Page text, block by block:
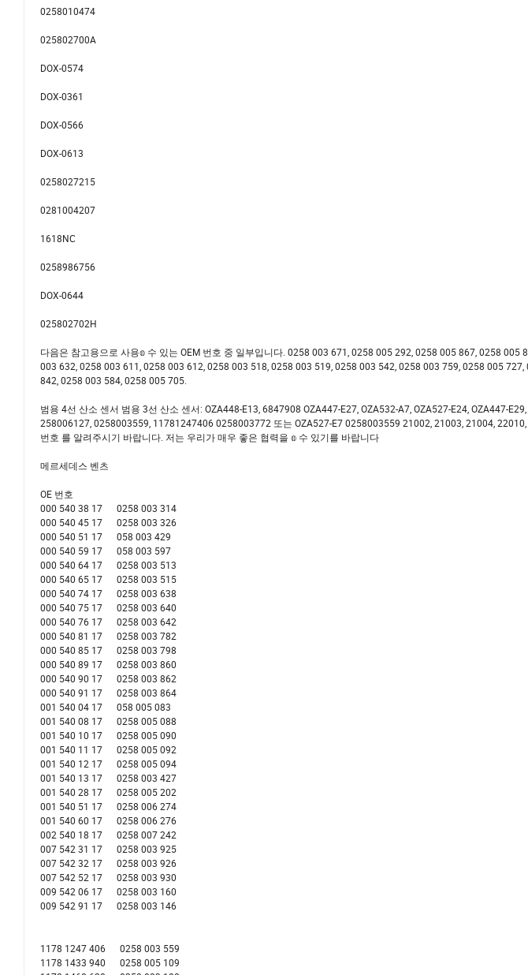
0258010474
025802700A
DOX-0574
DOX-0361
DOX-0566
DOX-0613
0258027215
0281004207
1618NC
0258986756
DOX-0644
025802702H
다음은 참고용으로 사용𝕠 수 있는 OEM 번호 중 일부입니다. 0258 003 671, 0258 005 292, 0258 005 867, 0258
003 632, 0258 003 611, 0258 003 612, 0258 003 518, 0258 003 519, 0258 003 542, 0258 003 759, 0258 005
842, 0258 003 584, 0258 005 705.
범용 4선 산소 센서 범용 3선 산소 센서: OZA448-E13, 6847908 OZA447-E27, OZA532-A7, OZA527-E24, OZA447-
258006127, 0258003559, 11781247406 0258003772 또는 OZA527-E7 0258003559 21002, 21003, 21004,
번호 를 알려주시기 바랍니다. 저는 우리가 매우 좋은 협력을 𝕠 수 있기를 바랍니다
메르세데스 벤츠
OE 번호
000 540 38 17 0258 003 314
000 540 45 17 0258 003 326
000 540 51 17 058 003 429
000 540 59 17 058 003 597
000 540 64 17 0258 003 513
000 540 65 17 0258 003 515
000 540 74 17 0258 003 638
000 540 75 17 0258 003 640
000 540 76 17 0258 003 642
000 540 81 17 0258 003 782
000 540 85 17 0258 003 798
000 540 89 17 0258 003 860
000 540 90 17 0258 003 862
000 540 91 17 0258 003 864
001 540 04 17 058 005 083
001 540 08 17 0258 005 088
001 540 10 17 0258 005 090
001 540 11 17 0258 005 092
001 540 12 17 0258 005 094
001 540 13 17 0258 003 427
001 540 28 17 0258 005 202
001 540 51 17 0258 006 274
001 540 60 17 0258 006 276
002 540 18 17 0258 007 242
007 542 31 17 0258 003 925
007 542 32 17 0258 003 926
007 542 52 17 0258 003 930
009 542 06 17 0258 003 160
009 542 91 17 0258 003 146
1178 1247 406 0258 003 559
1178 1433 940 0258 005 109